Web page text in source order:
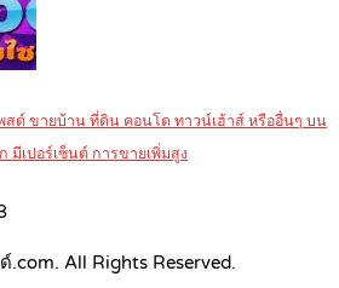
สต์ ขายบ้าน ที่ดิน คอนโด ทาวน์เฮ้าส์ หรืออื่นๆ บน
มีเปอร์เซ็นต์ การขายเพิ่มสูง
All Rights Reserved.